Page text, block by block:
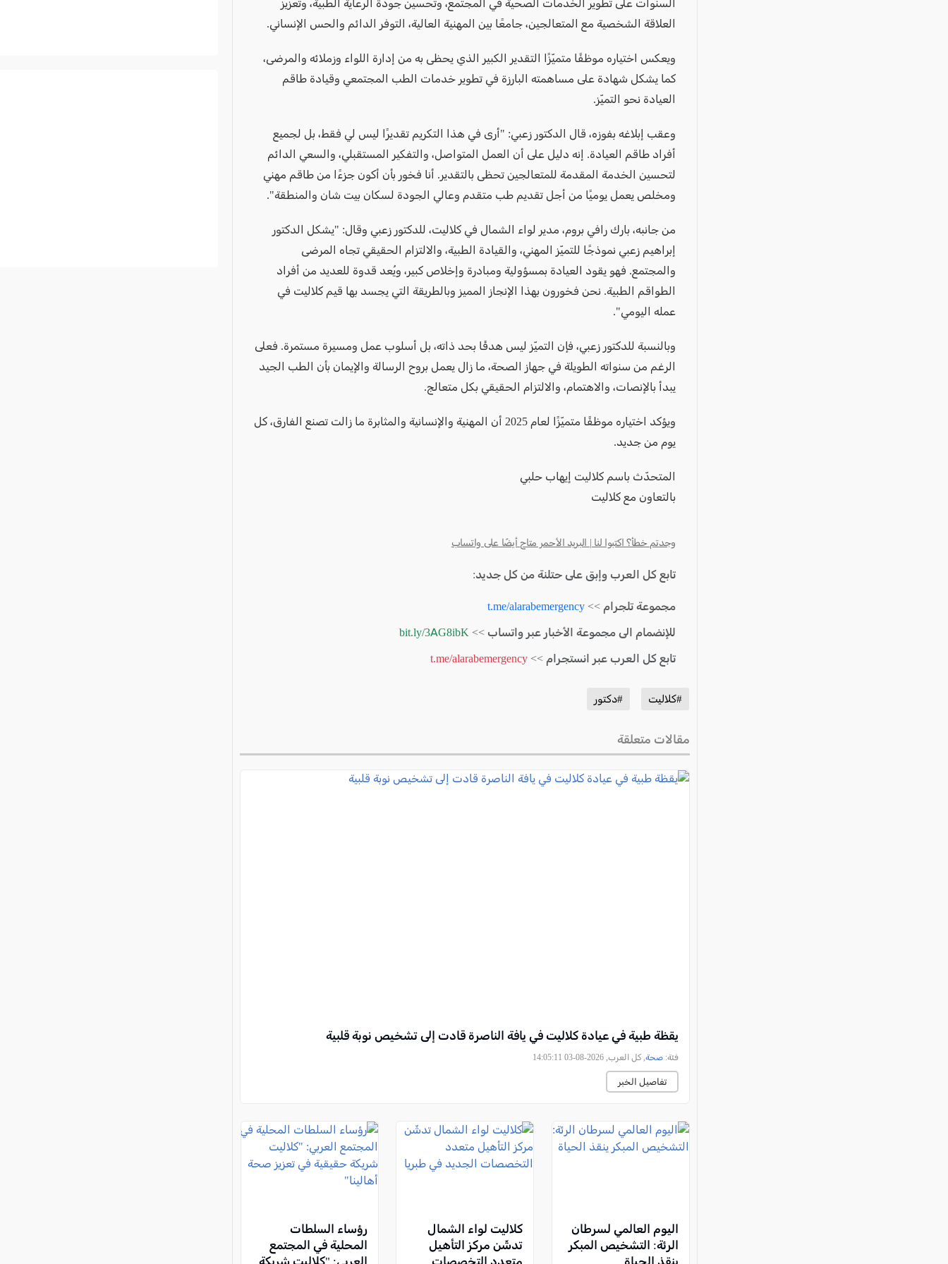
السنوات على تطوير الخدمات الصحية في المجتمع، وتحسين جودة الرعاية الطبية، وتعزيز
العلاقة الشخصية مع المتعالجين، جامعًا بين المهنية العالية، التوفر الدائم والحس الإنساني.
ويعكس اختياره موظفًا متميّزًا التقدير الكبير الذي يحظى به من إدارة اللواء وزملائه والمرضى،
كما يشكل شهادة على مساهمته البارزة في تطوير خدمات الطب المجتمعي وقيادة طاقم
العيادة نحو التميّز.
وعقب إبلاغه بفوزه، قال الدكتور زعبي: "أرى في هذا التكريم تقديرًا ليس لي فقط، بل لجميع
أفراد طاقم العيادة. إنه دليل على أن العمل المتواصل، والتفكير المستقبلي، والسعي الدائم
لتحسين الخدمة المقدمة للمتعالجين تحظى بالتقدير. أنا فخور بأن أكون جزءًا من طاقم مهني
ومخلص يعمل يوميًا من أجل تقديم طب متقدم وعالي الجودة لسكان بيت شان والمنطقة".
من جانبه، بارك رافي بروم، مدير لواء الشمال في كلاليت، للدكتور زعبي وقال: "يشكل الدكتور
إبراهيم زعبي نموذجًا للتميّز المهني، والقيادة الطبية، والالتزام الحقيقي تجاه المرضى
والمجتمع. فهو يقود العيادة بمسؤولية ومبادرة وإخلاص كبير، ويُعد قدوة للعديد من أفراد
الطواقم الطبية. نحن فخورون بهذا الإنجاز المميز وبالطريقة التي يجسد بها قيم كلاليت في
عمله اليومي".
وبالنسبة للدكتور زعبي، فإن التميّز ليس هدفًا بحد ذاته، بل أسلوب عمل ومسيرة مستمرة. فعلى
الرغم من سنواته الطويلة في جهاز الصحة، ما زال يعمل بروح الرسالة والإيمان بأن الطب الجيد
يبدأ بالإنصات، والاهتمام، والالتزام الحقيقي بكل متعالج.
ويؤكد اختياره موظفًا متميّزًا لعام 2025 أن المهنية والإنسانية والمثابرة ما زالت تصنع الفارق، كل
يوم من جديد.
المتحدّث باسم كلاليت إيهاب حلبي
بالتعاون مع كلاليت
وجدتم خطأ؟ اكتبوا لنا | البريد الأحمر متاح أيضًا على واتساب
تابع كل العرب وإبق على حتلنة من كل جديد:
مجموعة تلجرام >> t.me/alarabemergency
للإنضمام الى مجموعة الأخبار عبر واتساب >> bit.ly/3AG8ibK
تابع كل العرب عبر انستجرام >> t.me/alarabemergency
#كلاليت #دكتور
مقالات متعلقة
يقظة طبية في عيادة كلاليت في يافة الناصرة قادت إلى تشخيص نوبة قلبية
فئة: صحة, كل العرب, 2026-08-03 14:05:11
تفاصيل الخبر
اليوم العالمي لسرطان
الرئة: التشخيص المبكر
ينقذ الحياة
كلاليت لواء الشمال
تدشّن مركز التأهيل
متعدد التخصصات
رؤساء السلطات
المحلية في المجتمع
العربي: "كلاليت شريكة